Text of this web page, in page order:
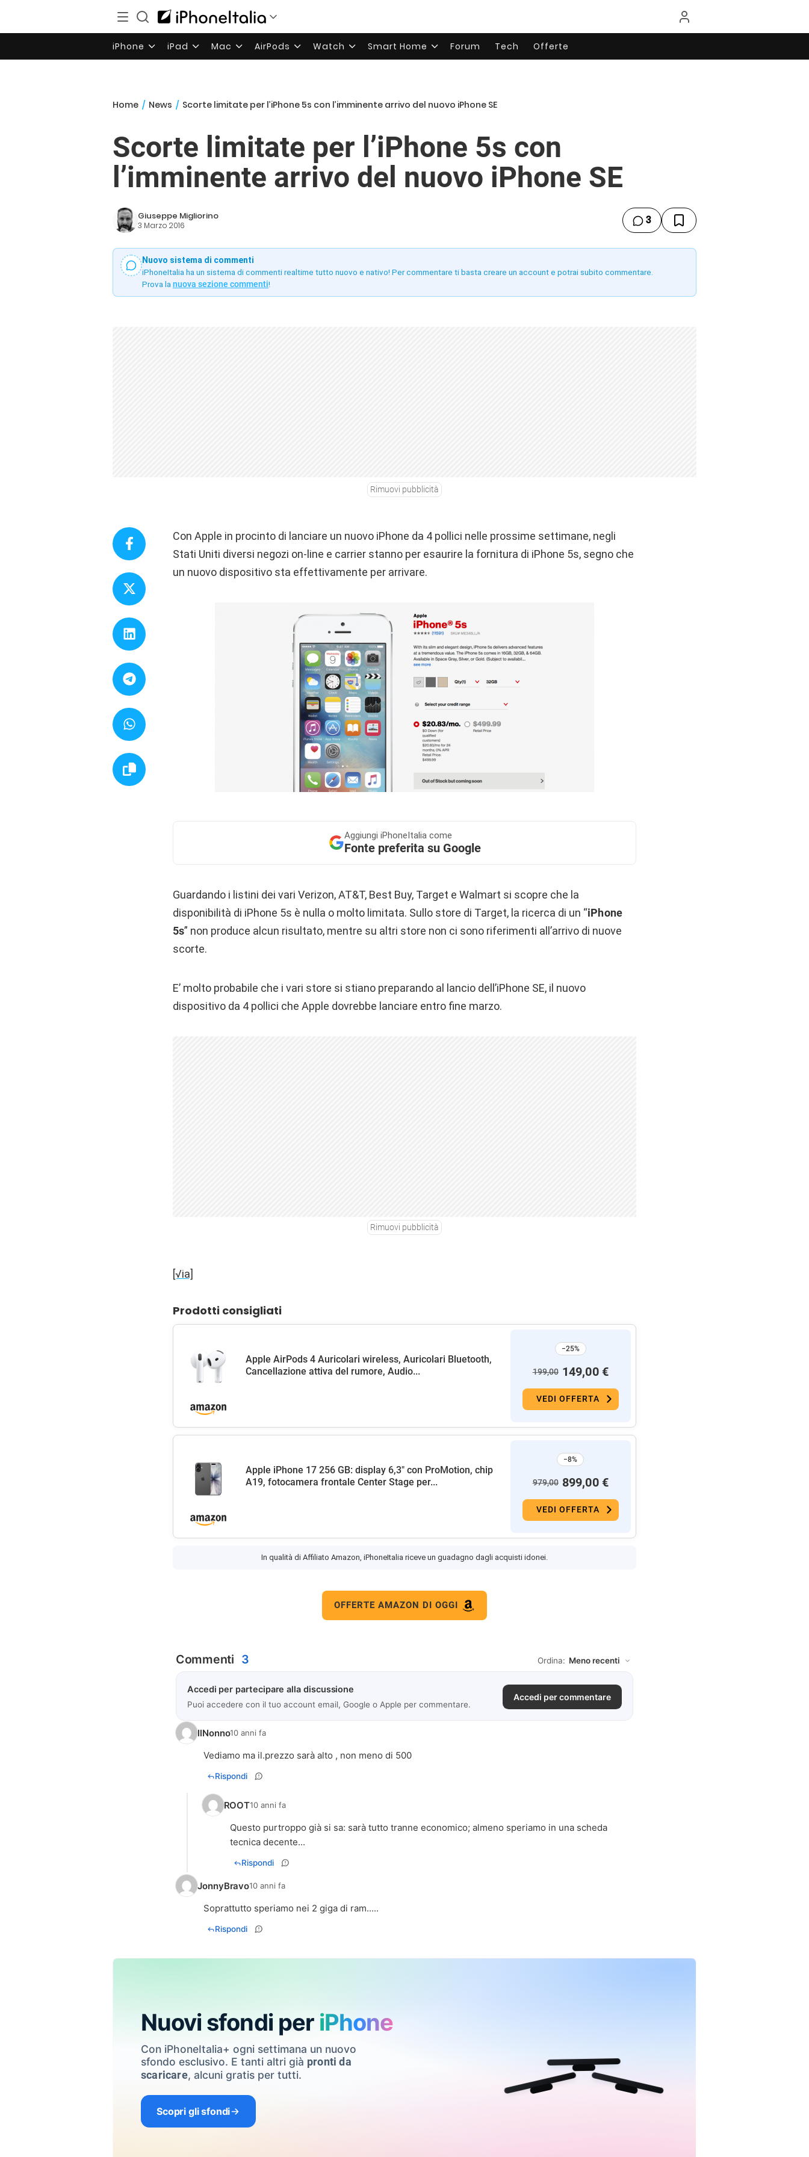
iPhone iPad Mac AirPods Watch Smart Home Forum Tech Offerte
Home / News / Scorte limitate per l’iPhone 5s con l’imminente arrivo del nuovo iPhone SE
Scorte limitate per l’iPhone 5s con
l’imminente arrivo del nuovo iPhone SE
Giuseppe Migliorino
3 Marzo 2016 3
Nuovo sistema di commenti
iPhoneItalia ha un sistema di commenti realtime tutto nuovo e nativo! Per commentare ti basta creare un account e potrai subito commentare.
Prova la nuova sezione commenti!
Rimuovi pubblicità
Con Apple in procinto di lanciare un nuovo iPhone da 4 pollici nelle prossime settimane, negli
Stati Uniti diversi negozi on-line e carrier stanno per esaurire la fornitura di iPhone 5s, segno che
un nuovo dispositivo sta effettivamente per arrivare.
Aggiungi iPhoneItalia come
Fonte preferita su Google
Guardando i listini dei vari Verizon, AT&T, Best Buy, Target e Walmart si scopre che la
disponibilità di iPhone 5s è nulla o molto limitata. Sullo store di Target, la ricerca di un “iPhone
5s” non produce alcun risultato, mentre su altri store non ci sono riferimenti all’arrivo di nuove
scorte.
E’ molto probabile che i vari store si stiano preparando al lancio dell’iPhone SE, il nuovo
dispositivo da 4 pollici che Apple dovrebbe lanciare entro fine marzo.
Rimuovi pubblicità
[√ia]
Prodotti consigliati
Apple AirPods 4 Auricolari wireless, Auricolari Bluetooth,
Cancellazione attiva del rumore, Audio...
−25%
199,00 149,00 €
VEDI OFFERTA
Apple iPhone 17 256 GB: display 6,3" con ProMotion, chip
A19, fotocamera frontale Center Stage per...
−8%
979,00 899,00 €
VEDI OFFERTA
In qualità di Affiliato Amazon, iPhoneItalia riceve un guadagno dagli acquisti idonei.
OFFERTE AMAZON DI OGGI
Commenti 3 Ordina:
Accedi per partecipare alla discussione
Puoi accedere con il tuo account email, Google o Apple per commentare.
Accedi per commentare
IlNonno10 anni fa
Vediamo ma il.prezzo sarà alto , non meno di 500
Rispondi
ROOT10 anni fa
Questo purtroppo già si sa: sarà tutto tranne economico; almeno speriamo in una scheda
tecnica decente...
Rispondi
JonnyBravo10 anni fa
Soprattutto speriamo nei 2 giga di ram.....
Rispondi
Nuovi sfondi per iPhone
Con iPhoneItalia+ ogni settimana un nuovo
sfondo esclusivo. E tanti altri già pronti da
scaricare, alcuni gratis per tutti.
Scopri gli sfondi